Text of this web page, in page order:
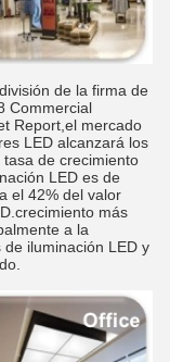
de la firma de
Commercial
Report,el mercado
LED alcanzará los
tasa de crecimiento
LED es de
el 42% del valor
más
a la
iluminación LED y